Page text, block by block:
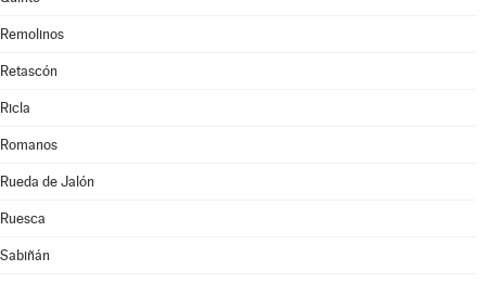
Remolinos
Retascón
Ricla
Romanos
Rueda de Jalón
Ruesca
Sabiñán